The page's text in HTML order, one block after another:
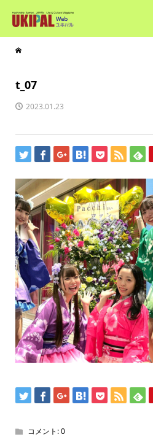
t_07
2023.01.23
コメント:0